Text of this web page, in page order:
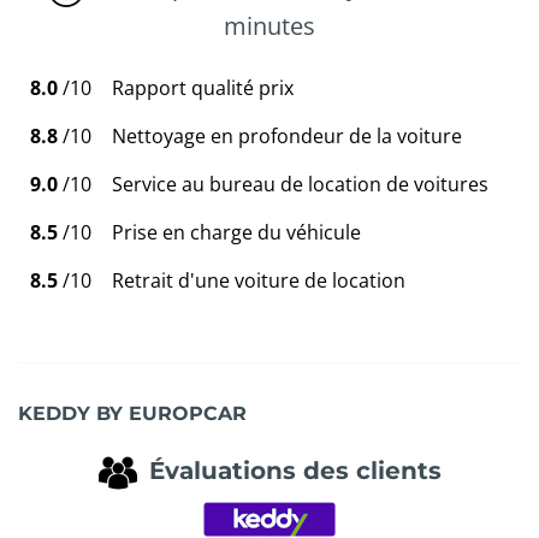
minutes
8.0/10
Rapport qualité prix
8.8/10
Nettoyage en profondeur de la voiture
9.0/10
Service au bureau de location de voitures
8.5/10
Prise en charge du véhicule
8.5/10 Retrait d'une voiture de location
KEDDY BY EUROPCAR
Évaluations des clients